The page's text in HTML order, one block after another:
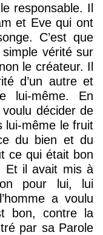
responsable. Il
et Eve qui ont
C’est que
simple vérité sur
le créateur. Il
d’un autre et
lui-même. En
décider de
lui-même le fruit
du bien et du
ce qui était bon
Et il avait mis à
pour lui, lui
a voulu
bon, contre la
par sa Parole